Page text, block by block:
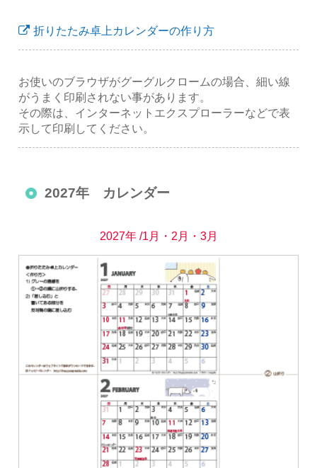
折りたたみ卓上カレンダーの作り方
お使いのブラウザがグーグルクロームの場合、細い線
がうまく印刷されない事があります。
その際は、インターネットエクスプローラーなどで表
示して印刷してください。
2027年 カレンダー
2027年 /1月・2月・3月